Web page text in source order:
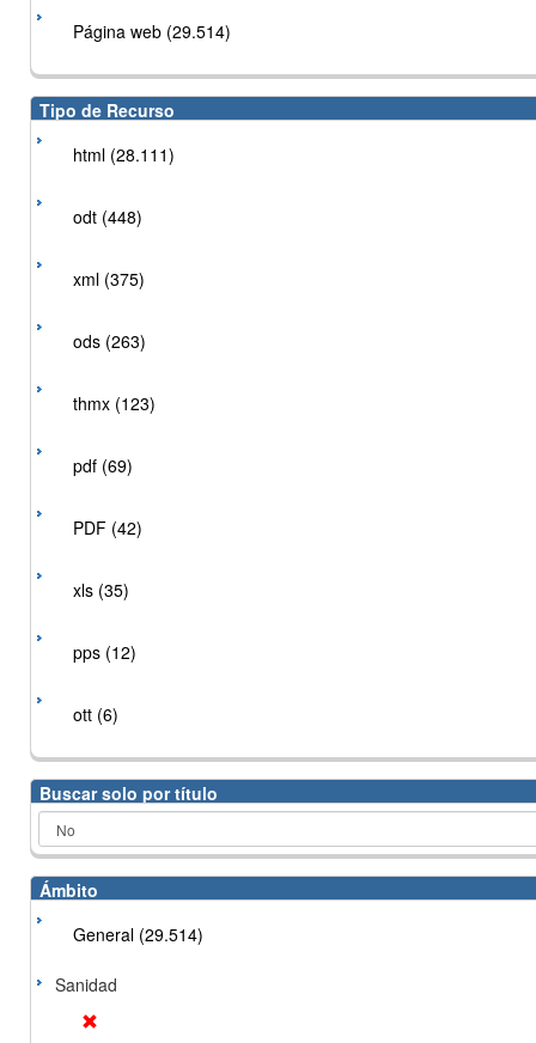
Página web (29.514)
Tipo de Recurso
html (28.111)
odt (448)
xml (375)
ods (263)
thmx (123)
pdf (69)
PDF (42)
xls (35)
pps (12)
ott (6)
Buscar solo por título
Ámbito
General (29.514)
Sanidad